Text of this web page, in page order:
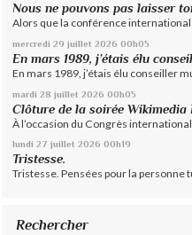
Nous ne pouvons pas laisser
Alors que la conférence
mercredi 29 juillet 2026 00h05
En mars 1989, j’étais élu
En mars 1989, j’étais élu conseiller
mardi 28 juillet 2026 00h05
Clôture de la soirée Wikimedia
À l’occasion du Congrès international
lundi 27 juillet 2026 00h19
Tristesse.
Tristesse. Pensées pour la personne
Rechercher